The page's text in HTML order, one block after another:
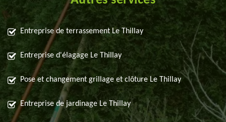
Entreprise de terrassement Le Thillay
Entreprise d'élagage Le Thillay
Pose et changement grillage et clôture Le Thillay
Entreprise de jardinage Le Thillay